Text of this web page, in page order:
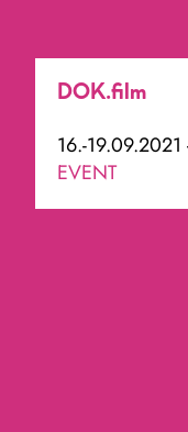
DOK.film
16.-19.09.2021
EVENT